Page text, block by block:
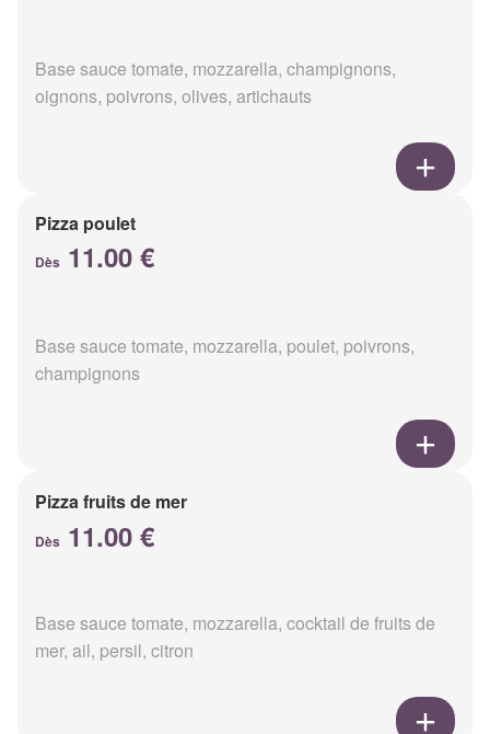
Base sauce tomate, mozzarella, champignons,
oignons, poivrons, olives, artichauts
Pizza poulet
Dès 11.00 €
Base sauce tomate, mozzarella, poulet, poivrons,
champignons
Pizza fruits de mer
Dès 11.00 €
Base sauce tomate, mozzarella, cocktail de fruits de
mer, ail, persil, citron